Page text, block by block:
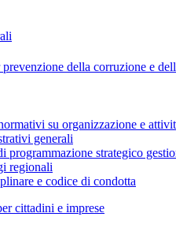
della corruzione e
su organizzazione e
generali
programmazione strategico
regionali
e codice di condotta
cittadini e imprese